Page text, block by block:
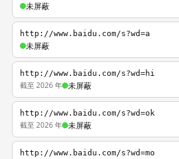
未屏蔽
http://www.baidu.com/s?wd=a
未屏蔽
http://www.baidu.com/s?wd=hi
截至 2026 年 未屏蔽
http://www.baidu.com/s?wd=ok
截至 2026 年 未屏蔽
http://www.baidu.com/s?wd=mo